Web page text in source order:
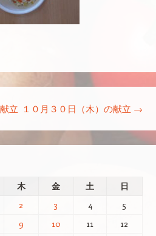
立 １０月３０日（木）の献立 →
木 金 土
日
2 3 4
5
9 10 11
12